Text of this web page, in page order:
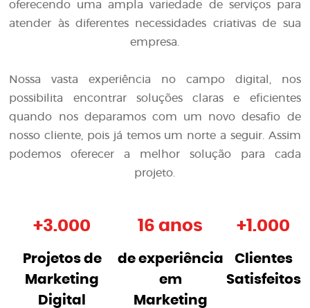
oferecendo uma ampla variedade de serviços para
atender às diferentes necessidades criativas de sua
empresa.
Nossa vasta experiência no campo digital, nos
possibilita encontrar soluções claras e eficientes
quando nos deparamos com um novo desafio de
nosso cliente, pois já temos um norte a seguir. Assim
podemos oferecer a melhor solução para cada
projeto.
+3.000
Projetos de
Marketing
Digital
16 anos
de experiência
em
Marketing
+1.000
Clientes
Satisfeitos